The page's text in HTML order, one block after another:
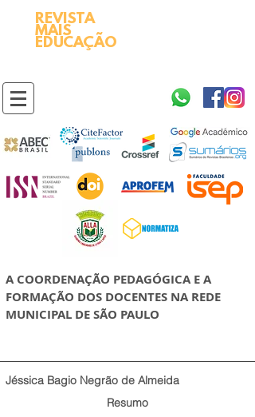
REVISTA
MAIS
EDUCAÇÃO
A COORDENAÇÃO PEDAGÓGICA E A
FORMAÇÃO DOS DOCENTES NA REDE
MUNICIPAL DE SÃO PAULO
Jéssica Bagio Negrão de Almeida
Resumo